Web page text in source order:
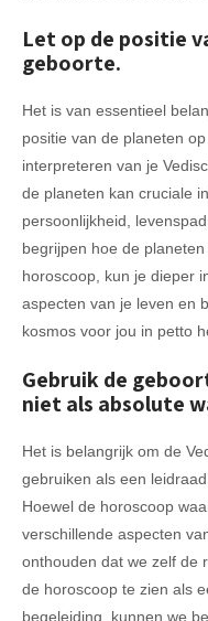
Let op de positie
geboorte.
Het is van essentieel
positie van de planeten
interpreteren van je
de planeten kan cruciale
persoonlijkheid,
begrijpen hoe de
horoscoop, kun je dieper
aspecten van je leven en
kosmos voor jou in petto
Gebruik de
niet als absolute
Het is belangrijk om de
gebruiken als een
Hoewel de horoscoop
verschillende aspecten
onthouden dat we zelf de
de horoscoop te zien als
begeleiding, kunnen we